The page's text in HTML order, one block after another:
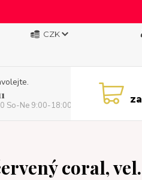
CZK
So-Ne 9:00-18:00)
za
coral, vel.